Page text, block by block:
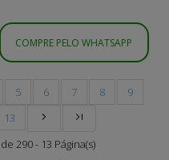
COMPRE PELO WHATSAPP
5 6 7 8
9
13
290 - 13 Página(s)